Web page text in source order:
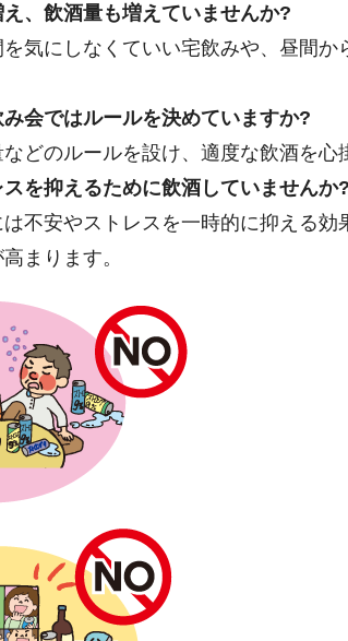
、飲酒量も増えていませんか?
気にしなくていい宅飲みや、昼間
会ではルールを決めていますか?
どのルールを設け、適度な飲酒を心
を抑えるために飲酒していませんか?
不安やストレスを一時的に抑える
まります。